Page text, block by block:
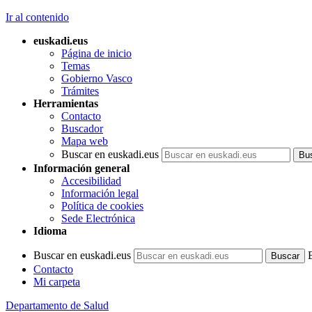
Ir al contenido
euskadi.eus
Página de inicio
Temas
Gobierno Vasco
Trámites
Herramientas
Contacto
Buscador
Mapa web
Buscar en euskadi.eus
Información general
Accesibilidad
Información legal
Política de cookies
Sede Electrónica
Idioma
Buscar en euskadi.eus
Contacto
Mi carpeta
Departamento de Salud